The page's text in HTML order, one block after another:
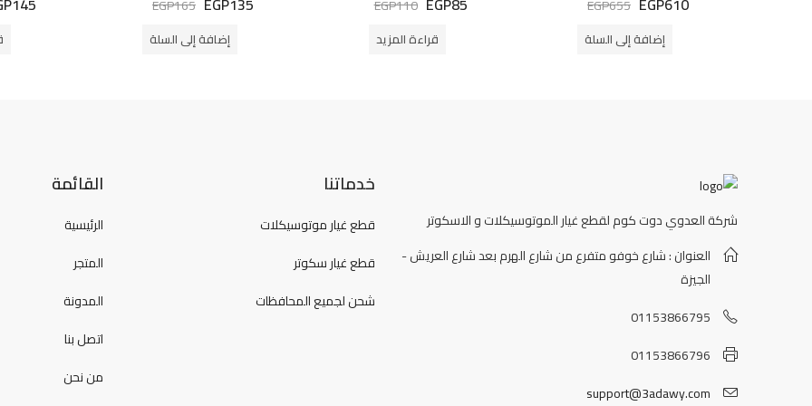
التقييم
EGP655
إضافة إلى السلة
التقييم
EGP110
قراءة المزيد
التقييم
EGP165
إضافة إلى السلة
شركة العدوي دوت كوم لقطع غيار الموتوسيكلات و الاسكوتر
العنوان : شارع خوفو متفرع من شارع الهرم بعد شارع العريش -
الجيزة
01153866795
01153866796
support@3adawy.com
خدماتنا
قطع غيار موتوسيكلات
قطع غيار سكوتر
شحن لجميع المحافظات
القائمة
الرئيسية
المتجر
المدونة
اتصل بنا
من نحن